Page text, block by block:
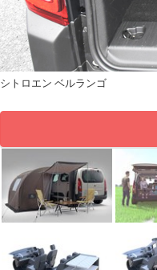
シトロエン ベルランゴ